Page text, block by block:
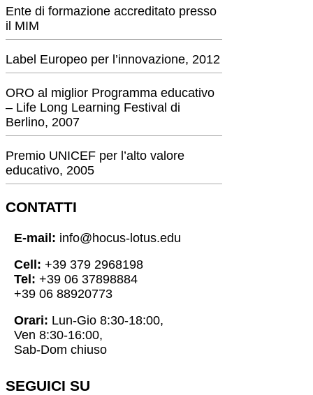
Ente di formazione accreditato presso
il MIM
Label Europeo per l’innovazione, 2012
ORO al miglior Programma educativo
– Life Long Learning Festival di
Berlino, 2007
Premio UNICEF per l’alto valore
educativo, 2005
CONTATTI
E-mail: info@hocus-lotus.edu
Cell: +39 379 2968198
Tel: +39 06 37898884
+39 06 88920773
Orari: Lun-Gio 8:30-18:00,
Ven 8:30-16:00,
Sab-Dom chiuso
SEGUICI SU